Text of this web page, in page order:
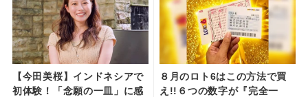
【今田美桜】インドネシアで
初体験！「念願の一皿」に感
８月のロト6はこの方法で買
え!!６つの数字が『完全一